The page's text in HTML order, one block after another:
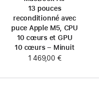
13 pouces
reconditionné avec
puce Apple M5, CPU
10 cœurs et GPU
10 cœurs – Minuit
1 469,00 €